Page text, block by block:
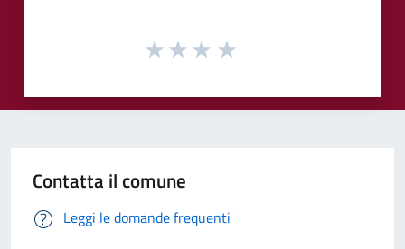
Contatta il comune
Leggi le domande frequenti